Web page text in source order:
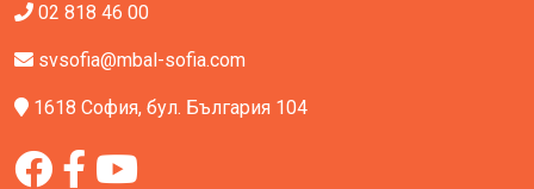
02 818 46 00
svsofia@mbal-sofia.com
1618 София, бул. България 104